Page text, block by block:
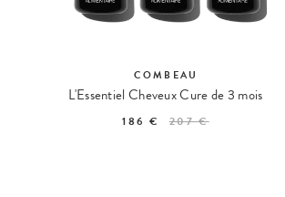
COMBEAU
L'Essentiel Cheveux Cure de 3 mois
186 € 207 €